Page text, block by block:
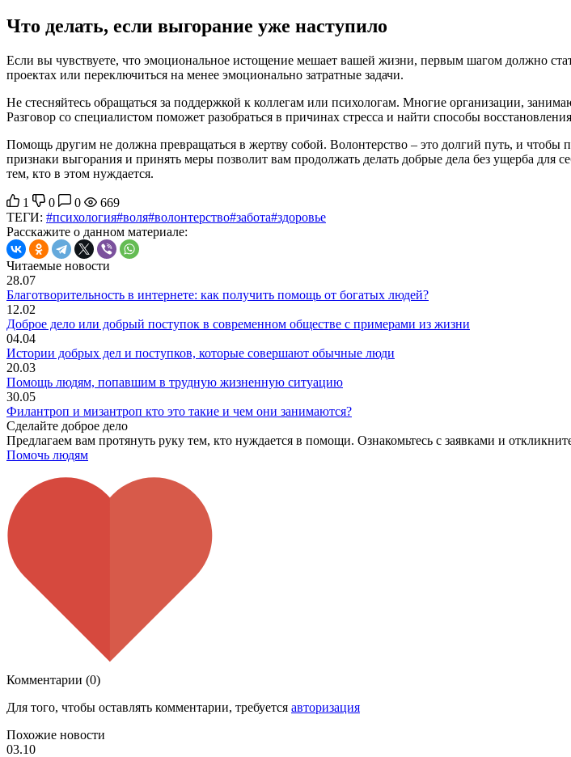
Что делать, если выгорание уже наступило
Если вы чувствуете, что эмоциональное истощение мешает вашей жизни, первым шагом должно
проектах или переключиться на менее эмоционально затратные задачи.
Не стесняйтесь обращаться за поддержкой к коллегам или психологам. Многие организации,
Разговор со специалистом поможет разобраться в причинах стресса и найти способы
Помощь другим не должна превращаться в жертву собой. Волонтерство – это долгий путь, и чтобы
признаки выгорания и принять меры позволит вам продолжать делать добрые дела без ущерба
тем, кто в этом нуждается.
1 0 0
669
ТЕГИ: #психология#воля#волонтерство#забота#здоровье
Расскажите о данном материале:
Читаемые новости
28.07
Благотворительность в интернете: как получить помощь от богатых людей?
12.02
Доброе дело или добрый поступок в современном обществе с примерами из жизни
04.04
Истории добрых дел и поступков, которые совершают обычные люди
20.03
Помощь людям, попавшим в трудную жизненную ситуацию
30.05
Филантроп и мизантроп кто это такие и чем они занимаются?
Сделайте доброе дело
Предлагаем вам протянуть руку тем, кто нуждается в помощи. Ознакомьтесь с заявками и
Помочь людям
Комментарии (0)
Для того, чтобы оставлять комментарии, требуется авторизация
Похожие новости
03.10